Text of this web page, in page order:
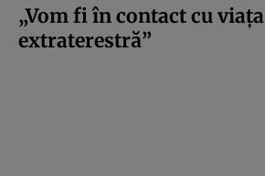
„Vom fi în contact cu viața
extraterestră”